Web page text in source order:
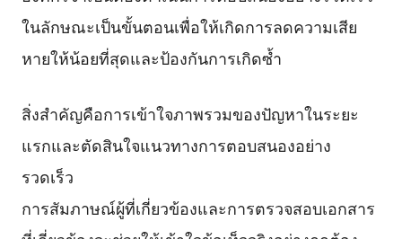
ในลักษณะเป็นขั้นตอนเพื่อให้เกิดการลดความเสีย
หายให้น้อยที่สุดและป้องกันการเกิดซ้ำ
สิ่งสำคัญคือการเข้าใจภาพรวมของปัญหาในระยะ
แรกและตัดสินใจแนวทางการตอบสนองอย่าง
รวดเร็ว
การสัมภาษณ์ผู้ที่เกี่ยวข้องและการตรวจสอบเอกสาร